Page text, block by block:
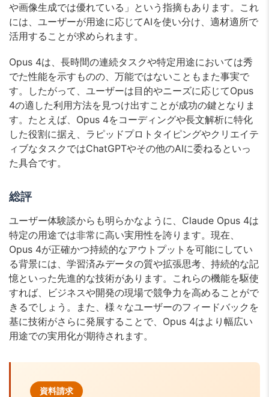
や画像生成では優れている」という指摘もあります。これ
には、ユーザーが用途に応じてAIを使い分け、適材適所で
活用することが求められます。
Opus 4は、長時間の連続タスクや特定用途においては秀
でた性能を示すものの、万能ではないこともまた事実で
す。したがって、ユーザーは目的やニーズに応じてOpus
4の適した利用方法を見つけ出すことが成功の鍵となりま
す。たとえば、Opus 4をコーディングや長文解析に特化
した役割に据え、ラピッドプロトタイピングやクリエイテ
ィブなタスクではChatGPTやその他のAIに委ねるといっ
た具合です。
総評
ユーザー体験談からも明らかなように、Claude Opus 4は
特定の用途では非常に高い実用性を誇ります。現在、
Opus 4が正確かつ持続的なアウトプットを可能にしてい
る背景には、学習済みデータの質や拡張思考、持続的な記
憶といった先進的な技術があります。これらの機能を駆使
すれば、ビジネスや開発の現場で競争力を高めることがで
きるでしょう。また、様々なユーザーのフィードバックを
基に技術がさらに発展することで、Opus 4はより幅広い
用途での実用化が期待されます。
資料請求